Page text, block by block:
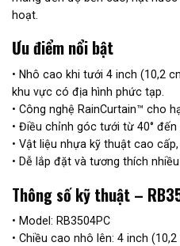
hoạt.
Ưu điểm nổi bật
• Nhô cao khi tưới 4 inch (10,2
khu vực có địa hình phức tạp.
• Công nghệ RainCurtain™ cho
• Điều chỉnh góc tưới từ 40° đến
• Vật liệu nhựa kỹ thuật cao cấp,
• Dễ lắp đặt và tương thích
Thông số kỹ thuật –
• Model: RB3504PC
• Chiều cao nhô lên: 4 inch